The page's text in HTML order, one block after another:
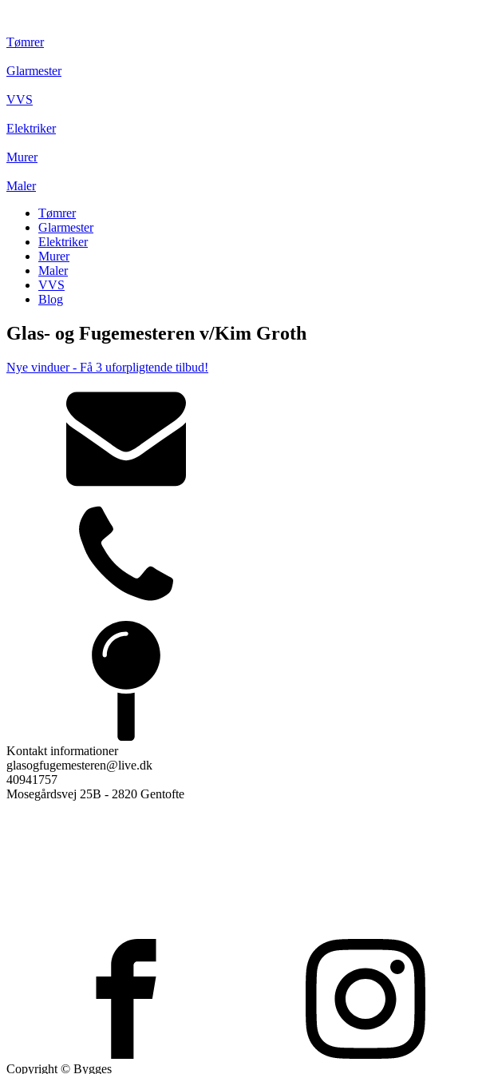
Tømrer
Glarmester
VVS
Elektriker
Murer
Maler
Tømrer
Glarmester
Elektriker
Murer
Maler
VVS
Blog
Glas- og Fugemesteren v/Kim Groth
Nye vinduer - Få 3 uforpligtende tilbud!
Kontakt informationer
glasogfugemesteren@live.dk
40941757
Mosegårdsvej 25B - 2820 Gentofte
Copyright © Bygges